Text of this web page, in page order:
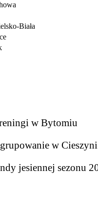
Biała
w Bytomiu
w
jesiennej sezonu